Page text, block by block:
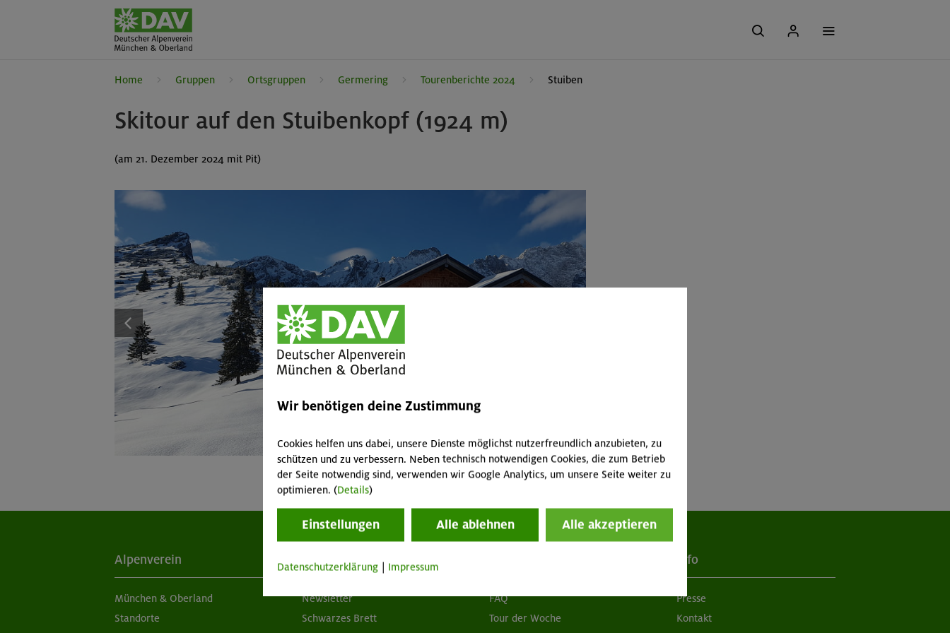
Home Gruppen Ortsgruppen Germering Tourenberichte 2024 Stuiben
Skitour auf den Stuibenkopf (1924 m)
(am 21. Dezember 2024 mit Pit)
1/14
Alpenverein
München & Oberland
Standorte
Aktuelles
Newsletter
Schwarzes Brett
FAQ
Tour der Woche
Info
Presse
Kontakt
Wir benötigen deine Zustimmung
Cookies helfen uns dabei, unsere Dienste möglichst nutzerfreundlich anzubieten, zu
schützen und zu verbessern. Neben technisch notwendigen Cookies, die zum Betrieb
der Seite notwendig sind, verwenden wir Google Analytics, um unsere Seite weiter zu
optimieren. (Details)
Einstellungen Alle ablehnen Alle akzeptieren
Datenschutzerklärung Impressum